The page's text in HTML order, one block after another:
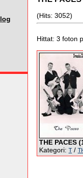
(Hits: 3052)
Hittat: 3 foton
THE PACES
Kategori: T /